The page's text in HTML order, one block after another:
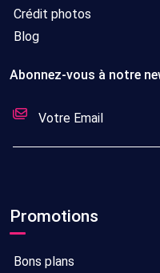
Crédit photos
Blog
Abonnez-vous à notre
Promotions
Bons plans